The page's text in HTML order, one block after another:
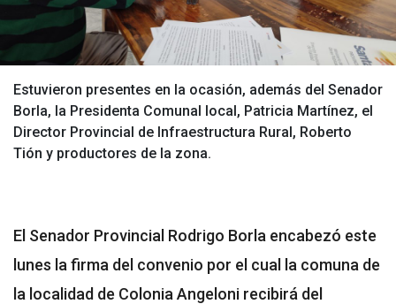
Estuvieron presentes en la ocasión, además del Senador
Borla, la Presidenta Comunal local, Patricia Martínez, el
Director Provincial de Infraestructura Rural, Roberto
Tión y productores de la zona.
El Senador Provincial Rodrigo Borla encabezó este
lunes la firma del convenio por el cual la comuna de
la localidad de Colonia Angeloni recibirá del